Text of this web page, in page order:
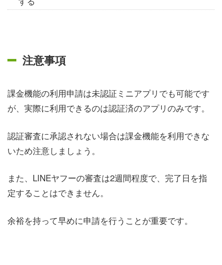
注意事項
課金機能の利用申請は未認証ミニアプリでも可能です
が、実際に利用できるのは認証済のアプリのみです。
認証審査に承認されない場合は課金機能を利用できな
いため注意しましょう。
また、LINEヤフーの審査は2週間程度で、完了日を指
定することはできません。
余裕を持って早めに申請を行うことが重要です。